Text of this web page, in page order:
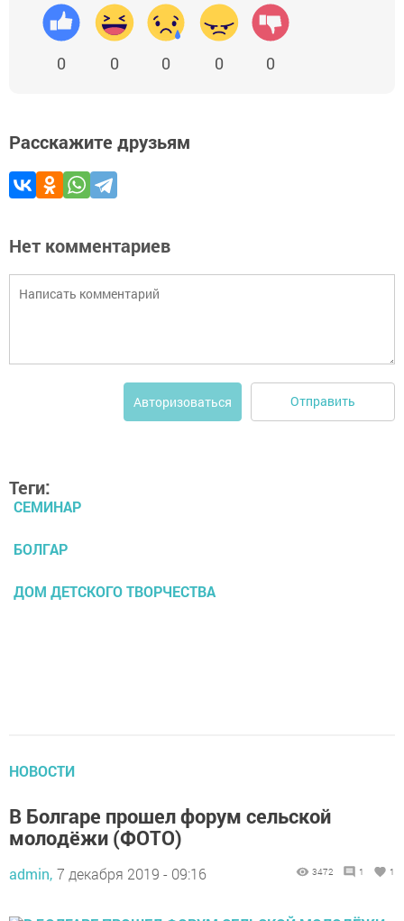
0 0 0 0 0
Расскажите друзьям
Нет комментариев
Авторизоваться Отправить
Теги:
СЕМИНАР
БОЛГАР
ДОМ ДЕТСКОГО ТВОРЧЕСТВА
НОВОСТИ
В Болгаре прошел форум сельской
молодёжи (ФОТО)
admin, 7 декабря 2019 - 09:16 3472 1 1